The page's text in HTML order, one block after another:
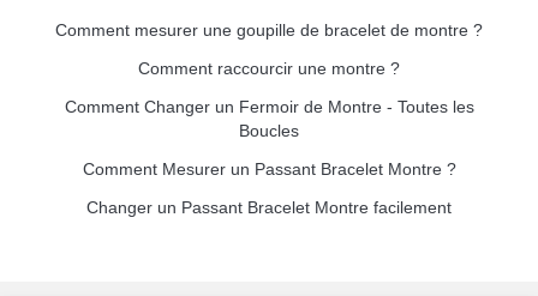
Comment mesurer une goupille de bracelet de montre ?
Comment raccourcir une montre ?
Comment Changer un Fermoir de Montre - Toutes les
Boucles
Comment Mesurer un Passant Bracelet Montre ?
Changer un Passant Bracelet Montre facilement